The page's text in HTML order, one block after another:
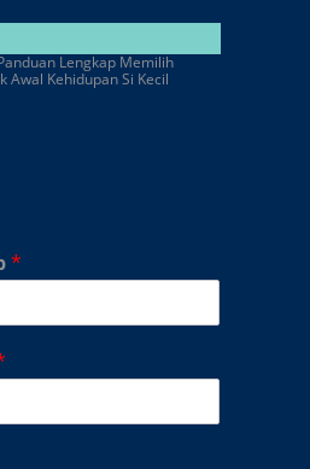
Lengkap Memilih
Awal Kehidupan Si Kecil
*